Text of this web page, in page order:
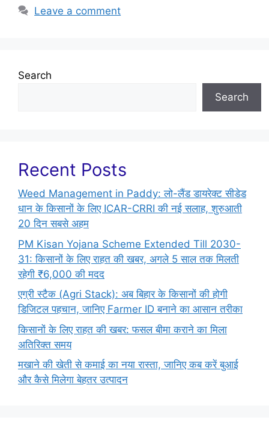
Leave a comment
Search
Search
Recent Posts
Weed Management in Paddy: लो-लैंड डायरेक्ट सीडेड
धान के किसानों के लिए ICAR-CRRI की नई सलाह, शुरुआती
20 दिन सबसे अहम
PM Kisan Yojana Scheme Extended Till 2030-
31: किसानों के लिए राहत की खबर, अगले 5 साल तक मिलती
रहेगी ₹6,000 की मदद
एग्री स्टैक (Agri Stack): अब बिहार के किसानों की होगी
डिजिटल पहचान, जानिए Farmer ID बनाने का आसान तरीका
किसानों के लिए राहत की खबर: फसल बीमा कराने का मिला
अतिरिक्त समय
मखाने की खेती से कमाई का नया रास्ता, जानिए कब करें बुआई
और कैसे मिलेगा बेहतर उत्पादन